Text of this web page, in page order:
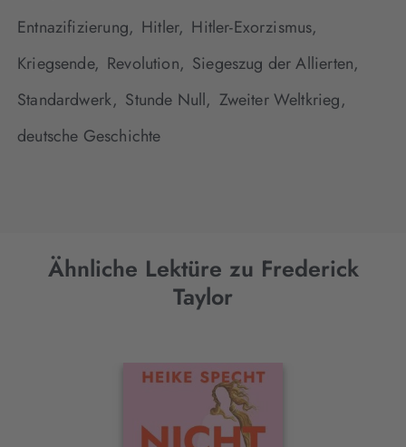
Entnazifizierung, Hitler, Hitler-Exorzismus,
Kriegsende, Revolution, Siegeszug der Allierten,
Standardwerk, Stunde Null, Zweiter Weltkrieg,
deutsche Geschichte
Ähnliche Lektüre zu Frederick
Taylor